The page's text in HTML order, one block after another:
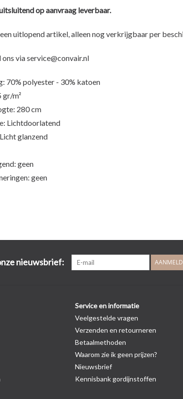
op aanvraag leverbaar.
uitlopend artikel, alleen nog verkrijgbaar per
ons viaservice@convair.nl
70% polyester - 30% katoen
gr/m²
280 cm
Lichtdoorlatend
glanzend
geen
geen
nieuwsbrief:
Service en informatie
Veelgestelde vragen
Verzenden en retourneren
Betaalmethoden
Waarom zie ik geen prijzen?
Nieuwsbrief
Kennisbank gordijnstoffen